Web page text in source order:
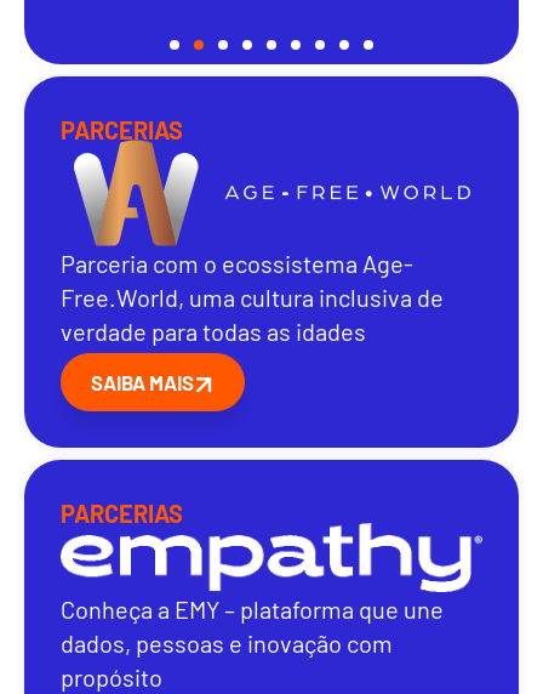
PARCERIAS
Parceria com o ecossistema Age-
Free.World, uma cultura inclusiva de
verdade para todas as idades
SAIBA MAIS
PARCERIAS
Conheça a EMY – plataforma que une
dados, pessoas e inovação com
propósito